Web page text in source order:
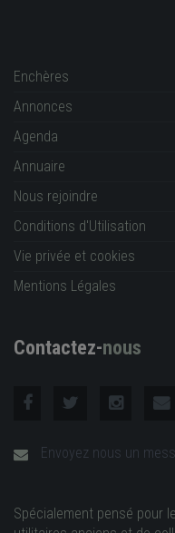
Enchères
Annonces
Agenda
Annuaire
Nous rejoindre
Conditions d'Utilisation
Vie privée et cookies
Mentions Légales
Contactez-nous
Envoyez nous un
Spécialement pensé pour